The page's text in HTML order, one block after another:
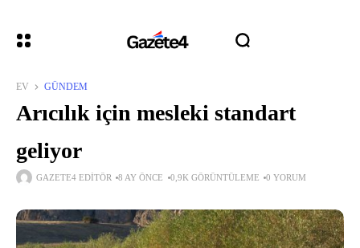
EV GÜNDEM
Arıcılık için mesleki standart
geliyor
GAZETE4 EDITÖR 8 AY ÖNCE 0,9K GÖRÜNTÜLEME 0 YORUM